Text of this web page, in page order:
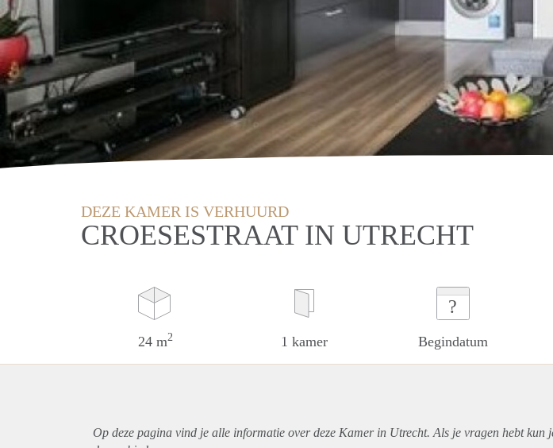
DEZE KAMER IS VERHUURD
CROESESTRAAT IN UTRECHT
24 m2 1 kamer
?
Begindatum
Op deze pagina vind je alle informatie over deze Kamer in Utrecht. Als je vragen hebt kun